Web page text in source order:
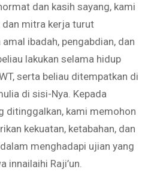
dan kasih sayang, kami
mitra kerja turut
ibadah, pengabdian, dan
lakukan selama hidup
serta beliau ditempatkan di
di sisi-Nya. Kepada
ditinggalkan, kami memohon
kekuatan, ketabahan, dan
menghadapi ujian yang
innailaihi Raji’un.